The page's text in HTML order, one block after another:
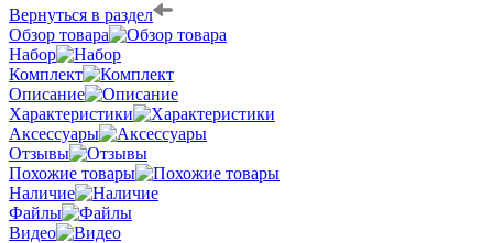
Вернуться в раздел
Обзор товара
Набор
Комплект
Описание
Характеристики
Аксессуары
Отзывы
Похожие товары
Наличие
Файлы
Видео